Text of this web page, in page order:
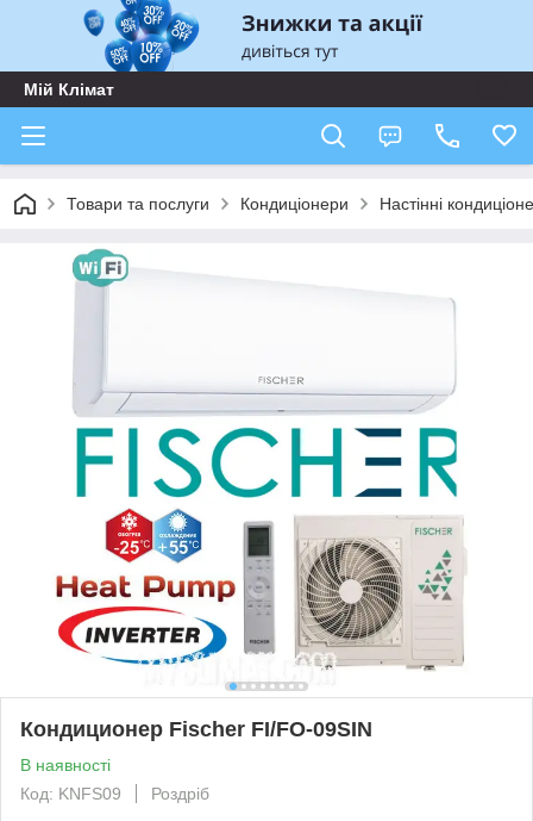
Мій Клімат
Товари та послуги Кондиціонери Настінні
Кондиционер Fischer FI/FO-09SIN
В наявності
Код: KNFS09
Роздріб